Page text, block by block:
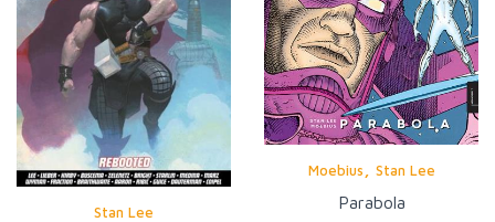
Stan Lee
Moebius Stan Lee
Parabola